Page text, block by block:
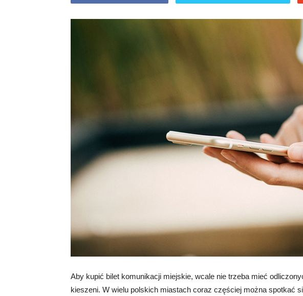
Aby kupić bilet komunikacji miejskie, wcale nie trzeba mieć
kieszeni. W wielu polskich miastach coraz częściej można spotkać